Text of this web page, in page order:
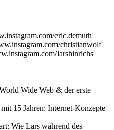
eric.demuth
christianwolf
larshinrichs
Wide Web & der erste
15 Jahren: Internet-Konzepte
Wie Lars während des